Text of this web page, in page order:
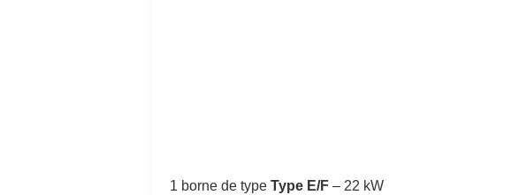
1 borne de type Type E/F – 22 kW